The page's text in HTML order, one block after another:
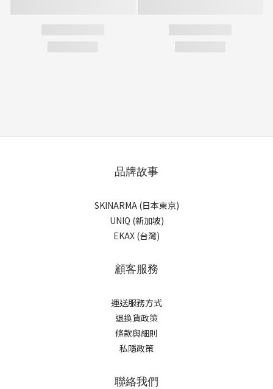
品牌故事
SKINARMA (日本東京)
UNIQ (新加坡)
EKAX (台灣)
顧客服務
運送服務方式
退換貨政策
條款與細則
私隱政策
聯絡我們